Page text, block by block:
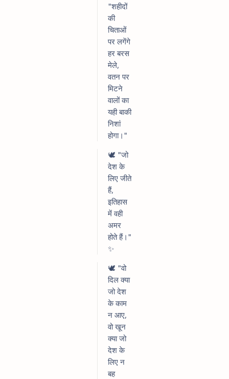
"शहीदों
की
चिताओं
पर लगेंगे
हर बरस
मेले,
वतन पर
मिटने
वालों का
यही बाकी
निशां
होगा।"
🕊️ "जो
देश के
लिए जीते
हैं,
इतिहास
में वही
अमर
होते हैं।"
✨
🕊️ "वो
दिल क्या
जो देश
के काम
न आए,
वो खून
क्या जो
देश के
लिए न
बह